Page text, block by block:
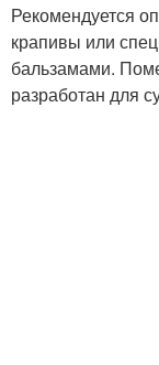
Рекомендуется
крапивы или
бальзамами.
разработан для